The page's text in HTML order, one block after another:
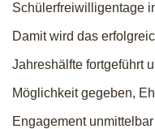
Schülerfreiwilligentage
Damit wird das
Jahreshälfte fortgeführt
Möglichkeit gegeben,
Engagement